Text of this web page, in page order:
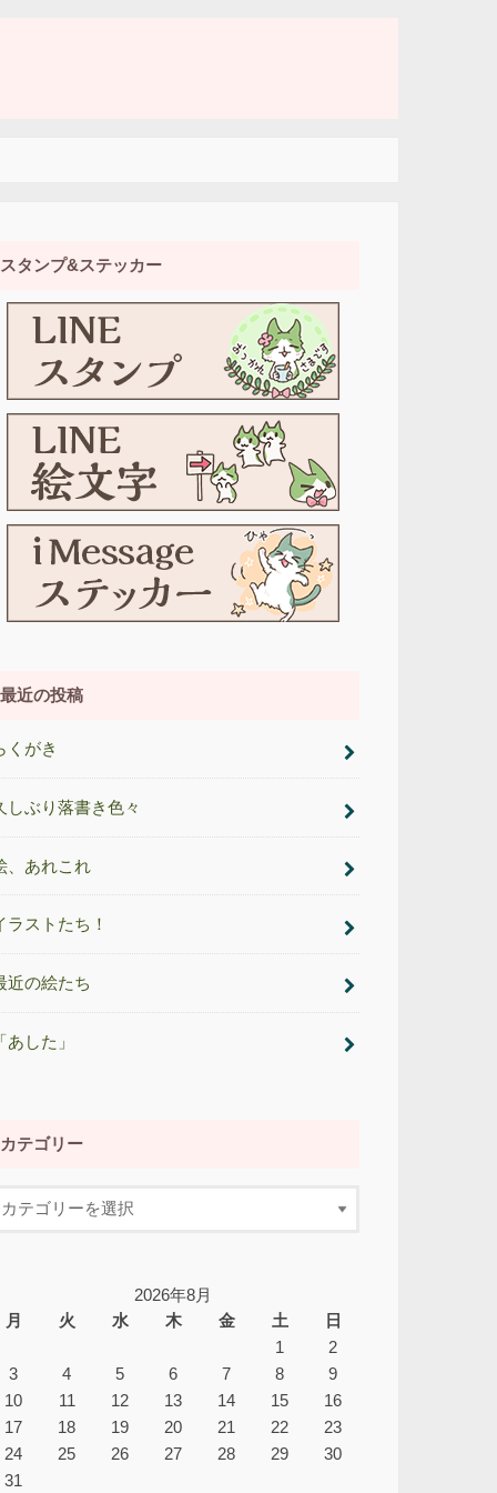
スタンプ&ステッカー
最近の投稿
くがき
しぶり落書き色々
、あれこれ
ラストたち！
近の絵たち
あした」
カテゴリー
2026年8月
月
火 水 木 金 土
日
1
2
3
4 5 6 7 8
9
10
11 12 13 14 15
16
17
18 19 20 21 22
23
24
25 26 27 28 29
30
31